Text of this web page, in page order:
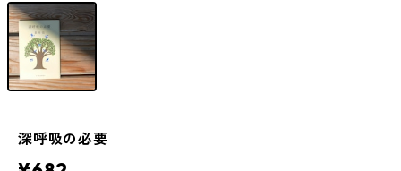
深呼吸の必要